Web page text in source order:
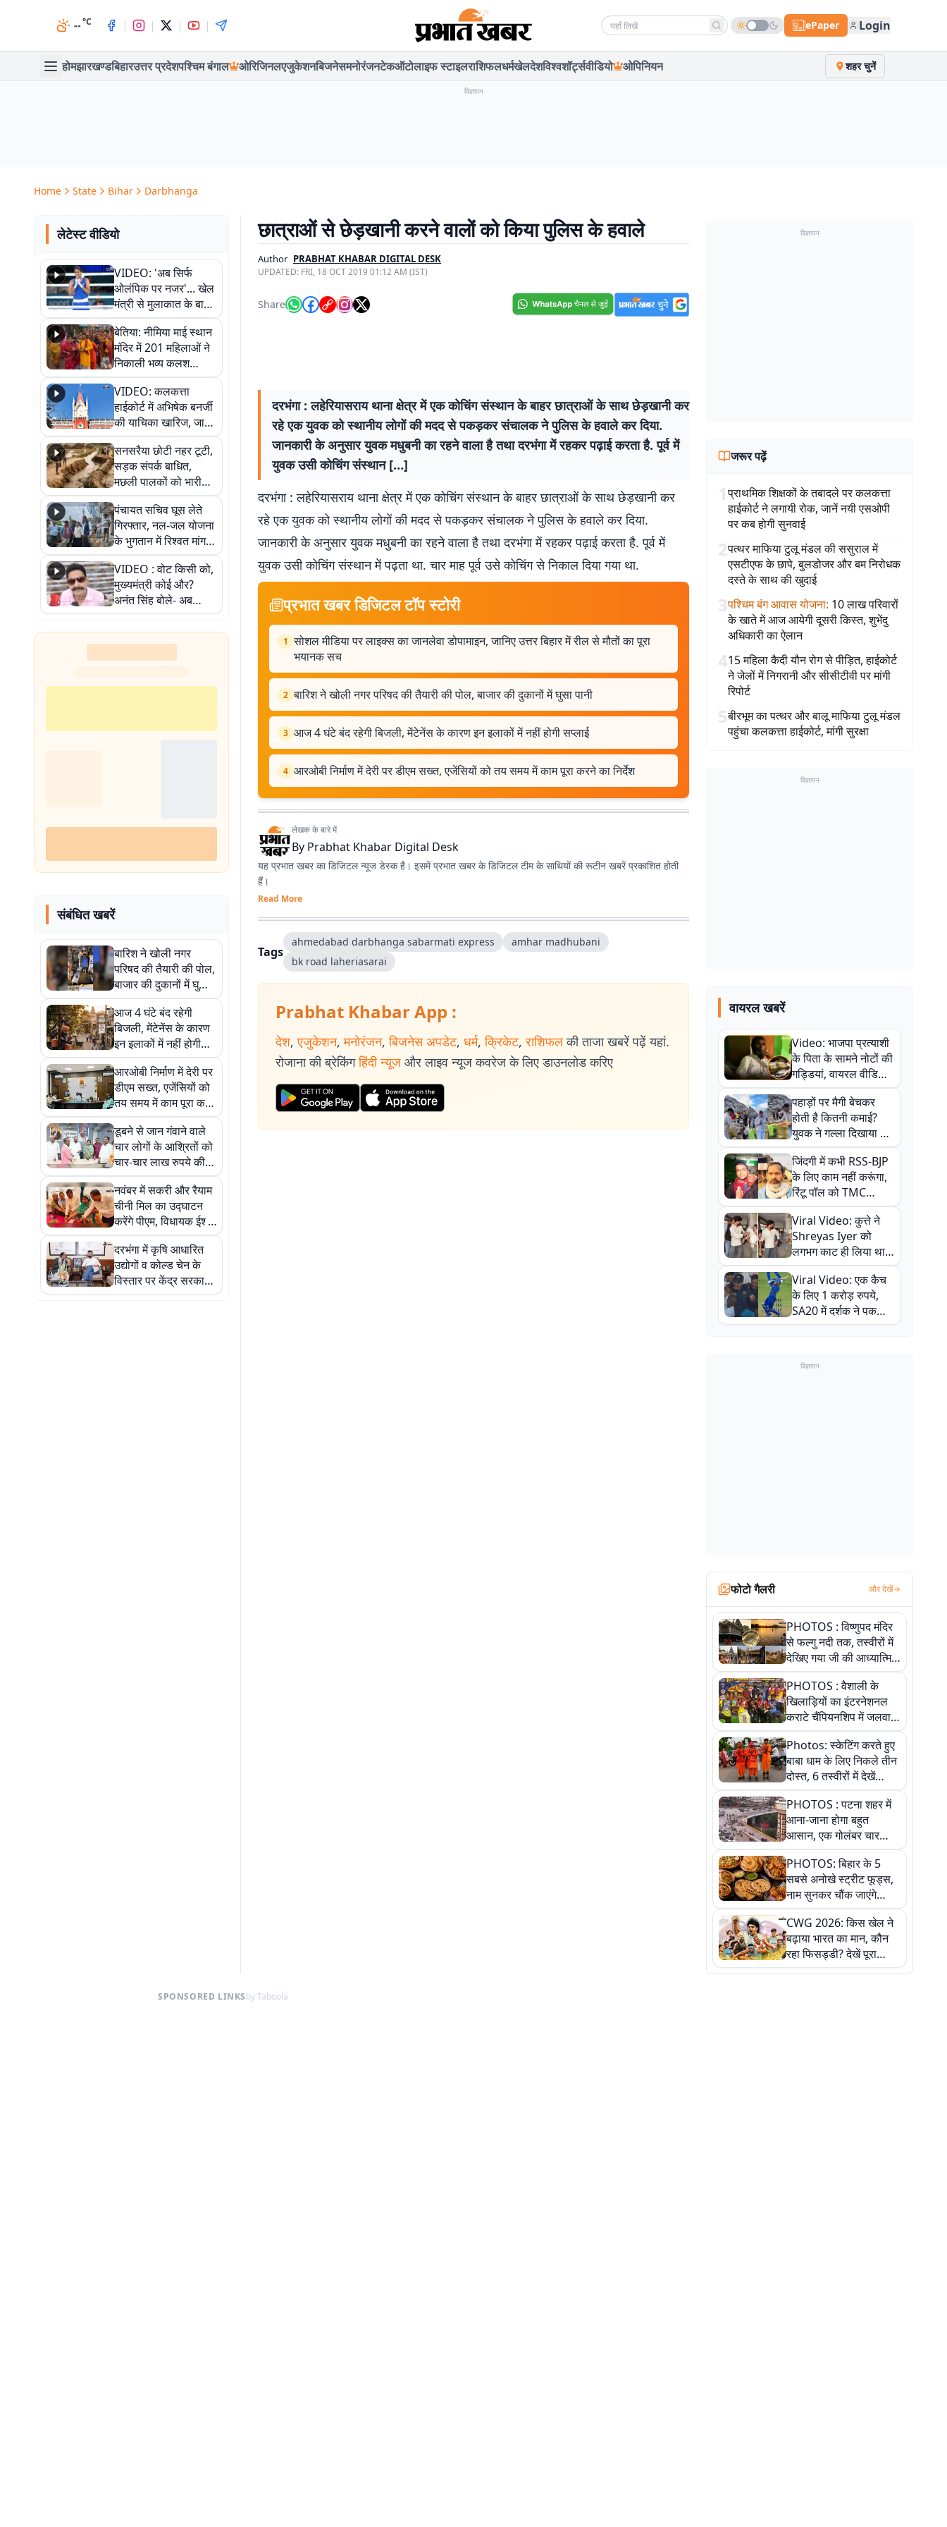
--°C | | | | Search news ePaper Login
होमझारखण्डबिहारउत्तर प्रदेशपश्चिम बंगाल ओरिजिनलएजुकेशनबिजनेसमनोरंजनटेकऑटोलाइफ स्टाइलराशिफलधर्मखेलदेशविश्वशॉर्ट्सवीडियो ओपिनियन शहर चुनें
विज्ञापन
Home State Bihar Darbhanga
लेटेस्ट वीडियो
VIDEO: 'अब सिर्फ
ओलंपिक पर नजर'... खेल
मंत्री से मुलाकात के बाद
जैसमीन लंबोरिया का बड़ा
बयान
बेतिया: नीमिया माई स्थान
मंदिर में 201 महिलाओं ने
निकाली भव्य कलश
शोभायात्रा, शिवलिंग
प्राण-प्रतिष्ठा महोत्सव
शुरू
VIDEO: कलकत्ता
हाईकोर्ट में अभिषेक बनर्जी
की याचिका खारिज, जानें
क्या है पूरा मामला
सनसरैया छोटी नहर टूटी,
सड़क संपर्क बाधित,
मछली पालकों को भारी
नुकसान
पंचायत सचिव घूस लेते
गिरफ्तार, नल-जल योजना
के भुगतान में रिश्वत मांगना
पड़ा भारी
VIDEO : वोट किसी को,
मुख्यमंत्री कोई और?
अनंत सिंह बोले- अब
जनता हर चुनाव में देगी
जवाब
संबंधित खबरें
बारिश ने खोली नगर
परिषद की तैयारी की पोल,
बाजार की दुकानों में घुसा
पानी
आज 4 घंटे बंद रहेगी
बिजली, मेंटेनेंस के कारण
इन इलाकों में नहीं होगी
सप्लाई
आरओबी निर्माण में देरी पर
डीएम सख्त, एजेंसियों को
तय समय में काम पूरा करने
का निर्देश
डूबने से जान गंवाने वाले
चार लोगों के आश्रितों को
चार-चार लाख रुपये की
सहायता
नवंबर में सकरी और रैयाम
चीनी मिल का उद्घाटन
करेंगे पीएम, विधायक ईश्वर
मंडल का दावा
दरभंगा में कृषि आधारित
उद्योगों व कोल्ड चेन के
विस्तार पर केंद्र सरकार
करेगी पहल : सांसद
छात्राओं से छेड़खानी करने वालों को किया पुलिस के हवाले
Author PRABHAT KHABAR DIGITAL DESK
UPDATED: FRI, 18 OCT 2019 01:12 AM (IST)
Share
दरभंगा : लहेरियासराय थाना क्षेत्र में एक कोचिंग संस्थान के बाहर छात्राओं के साथ छेड़खानी कर
रहे एक युवक को स्थानीय लोगों की मदद से पकड़कर संचालक ने पुलिस के हवाले कर दिया.
जानकारी के अनुसार युवक मधुबनी का रहने वाला है तथा दरभंगा में रहकर पढ़ाई करता है. पूर्व में
युवक उसी कोचिंग संस्थान […]
दरभंगा : लहेरियासराय थाना क्षेत्र में एक कोचिंग संस्थान के बाहर छात्राओं के साथ छेड़खानी कर
रहे एक युवक को स्थानीय लोगों की मदद से पकड़कर संचालक ने पुलिस के हवाले कर दिया.
जानकारी के अनुसार युवक मधुबनी का रहने वाला है तथा दरभंगा में रहकर पढ़ाई करता है. पूर्व में
युवक उसी कोचिंग संस्थान में पढ़ता था. चार माह पूर्व उसे कोचिंग से निकाल दिया गया था.
प्रभात खबर डिजिटल टॉप स्टोरी
1 सोशल मीडिया पर लाइक्स का जानलेवा डोपामाइन, जानिए उत्तर बिहार में रील से मौतों का पूरा
भयानक सच
2 बारिश ने खोली नगर परिषद की तैयारी की पोल, बाजार की दुकानों में घुसा पानी
3 आज 4 घंटे बंद रहेगी बिजली, मेंटेनेंस के कारण इन इलाकों में नहीं होगी सप्लाई
4 आरओबी निर्माण में देरी पर डीएम सख्त, एजेंसियों को तय समय में काम पूरा करने का निर्देश
लेखक के बारे में
By Prabhat Khabar Digital Desk
यह प्रभात खबर का डिजिटल न्यूज डेस्क है। इसमें प्रभात खबर के डिजिटल टीम के साथियों की रूटीन खबरें प्रकाशित होती
हैं।
Read More
Tags
ahmedabad darbhanga sabarmati express
amhar madhubani
bk road laheriasarai
Prabhat Khabar App :
देश, एजुकेशन, मनोरंजन, बिजनेस अपडेट, धर्म, क्रिकेट, राशिफल की ताजा खबरें पढ़ें यहां.
रोजाना की ब्रेकिंग हिंदी न्यूज और लाइव न्यूज कवरेज के लिए डाउनलोड करिए
विज्ञापन
जरूर पढ़ें
1प्राथमिक शिक्षकों के तबादले पर कलकत्ता
हाईकोर्ट ने लगायी रोक, जानें नयी एसओपी
पर कब होगी सुनवाई
2पत्थर माफिया टुलू मंडल की ससुराल में
एसटीएफ के छापे, बुलडोजर और बम निरोधक
दस्ते के साथ की खुदाई
3पश्चिम बंग आवास योजना: 10 लाख परिवारों
के खाते में आज आयेगी दूसरी किस्त, शुभेंदु
अधिकारी का ऐलान
415 महिला कैदी यौन रोग से पीड़ित, हाईकोर्ट
ने जेलों में निगरानी और सीसीटीवी पर मांगी
रिपोर्ट
5बीरभूम का पत्थर और बालू माफिया टुलू मंडल
पहुंचा कलकत्ता हाईकोर्ट, मांगी सुरक्षा
विज्ञापन
वायरल खबरें
Video: भाजपा प्रत्याशी
के पिता के सामने नोटों की
गड्डियां, वायरल वीडियो
से राजनीति में उबाल,
अजित महतो बोले- TMC
की गंदी चाल
पहाड़ों पर मैगी बेचकर
होती है कितनी कमाई?
युवक ने गल्ला दिखाया तो
नौकरी वालों के खड़े हो गए
कान
जिंदगी में कभी RSS-BJP
के लिए काम नहीं करूंगा,
रिंटू पॉल को TMC
ऑफिस में ले जाकर पीटा,
Video वायरल
Viral Video: कुत्ते ने
Shreyas Iyer को
लगभग काट ही लिया था,
न्यूजीलैंड सीरीज से पहले
बाल-बाल बचे
Viral Video: एक कैच
के लिए 1 करोड़ रुपये,
SA20 में दर्शक ने पकड़ा
एक हाथ से गजब का कैच
विज्ञापन
फोटो गैलरी और देखें
PHOTOS : विष्णुपद मंदिर
से फल्गु नदी तक, तस्वीरों में
देखिए गया जी की आध्यात्मिक
पहचान
PHOTOS : वैशाली के
खिलाड़ियों का इंटरनेशनल
कराटे चैंपियनशिप में जलवा,
जीते 9 पदक, पांच तस्वीर से
देखिए पूरा खेल
Photos: स्केटिंग करते हुए
बाबा धाम के लिए निकले तीन
दोस्त, 6 तस्वीरों में देखें
आस्था और जुनून की कहानी
PHOTOS : पटना शहर में
आना-जाना होगा बहुत
आसान, एक गोलंबर चार
फ्लाईओवर को जोड़ेगा
PHOTOS: बिहार के 5
सबसे अनोखे स्ट्रीट फूड्स,
नाम सुनकर चौंक जाएंगे
लेकिन स्वाद ऐसा कि बार-बार
खाने का करेगा मन
CWG 2026: किस खेल ने
बढ़ाया भारत का मान, कौन
रहा फिसड्डी? देखें पूरा
रिपोर्ट कार्ड
SPONSORED LINKSby Taboola